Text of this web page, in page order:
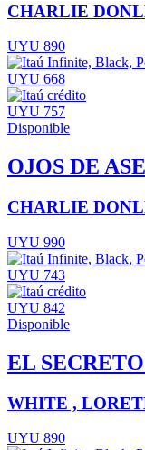
CHARLIE
UYU 890
UYU 668
UYU 757
Disponible
OJOS DE
CHARLIE
UYU 990
UYU 743
UYU 842
Disponible
EL
WHITE ,
UYU 890